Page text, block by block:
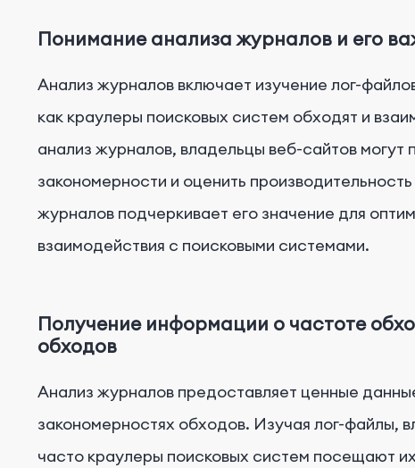
Понимание анализа журналов и его
Анализ журналов включает изучение лог-
как краулеры поисковых систем обходят и
анализ журналов, владельцы веб-сайтов могут
закономерности и оценить
журналов подчеркивает его значение для
взаимодействия с поисковыми системами.
Получение информации о частоте
обходов
Анализ журналов предоставляет ценные
закономерностях обходов. Изучая лог-файлы,
часто краулеры поисковых систем посещают